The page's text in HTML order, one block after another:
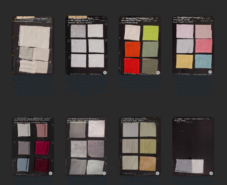
(01) Leinengewebe Natur
Fabric Natural Fabric
sample card | Tessuto di
Lino Naturale Scheda
(02) Leinengewebe Weiß
Stoffe Musterkarte | White
card | Tessuto di Lino
(2018 / 2025) Stoffe
Musterkarte | Yarn-Dyed
Linen | Lino Tinto in Filo
(2018 / 2025) Scheda
(05) Bio-Single Jersey
BW/Elastan, farbig Stoffe
(07a) Weiße Seiden Stoffe
Musterkarte | White Silk
(09) Sweat Stoffe
Musterkarte | Sweat Fabric